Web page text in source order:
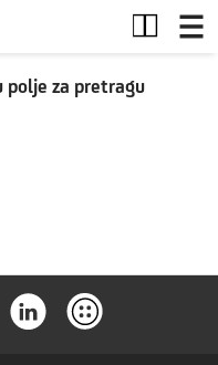
polje za pretragu